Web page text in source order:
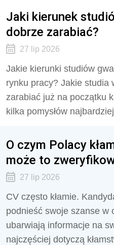
Jaki kierunek
dobrze zarabiać?
27 lip 2026
Jakie kierunki studiów
rynku pracy? Jakie studia
zarabiać już na początku
kilka pomysłów
O czym Polacy
może to
27 lip 2026
CV często kłamie.
podnieść swoje szanse w
ubarwiają informacje na
najczęściej dotyczą